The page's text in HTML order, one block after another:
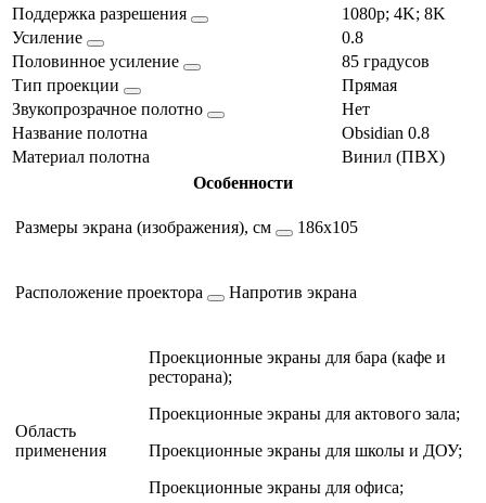
Поддержка разрешения
1080p; 4K; 8K
Усиление
0.8
Половинное усиление
85 градусов
Тип проекции
Прямая
Звукопрозрачное полотно
Нет
Название полотна
Obsidian 0.8
Материал полотна
Винил (ПВХ)
Особенности
Размеры экрана (изображения), см 186х105
Расположение проектора Напротив экрана
Область
применения
Проекционные экраны для бара (кафе и
ресторана);
Проекционные экраны для актового зала;
Проекционные экраны для школы и ДОУ;
Проекционные экраны для офиса;